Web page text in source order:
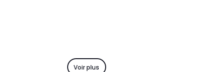
Voir plus